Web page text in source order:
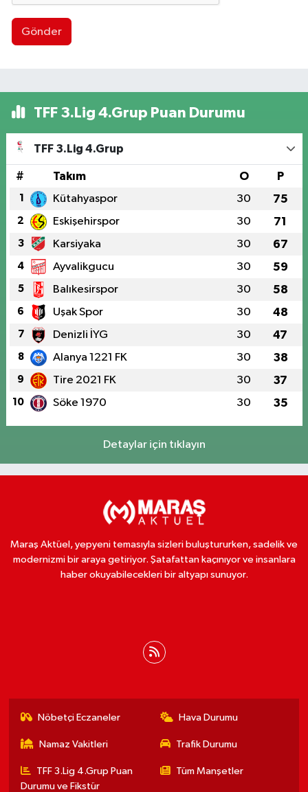
Gönder
TFF 3.Lig 4.Grup Puan Durumu
TFF 3.Lig 4.Grup
# Takım O P
1 Kütahyaspor 30 75
2 Eskişehirspor 30 71
3 Karsiyaka 30 67
4 Ayvalikgucu 30 59
5 Balıkesirspor 30 58
6 Uşak Spor 30 48
7 Denizli İYG 30 47
8 Alanya 1221 FK 30 38
9 Tire 2021 FK 30 37
10 Söke 1970 30 35
Detaylar için tıklayın
Maraş Aktüel, yepyeni temasıyla sizleri buluştururken, sadelik ve
modernizmi bir araya getiriyor. Şatafattan kaçınıyor ve insanlara
haber okuyabilecekleri bir altyapı sunuyor.
Nöbetçi Eczaneler Hava Durumu
Namaz Vakitleri Trafik Durumu
TFF 3.Lig 4.Grup Puan
Durumu ve Fikstür
Tüm Manşetler